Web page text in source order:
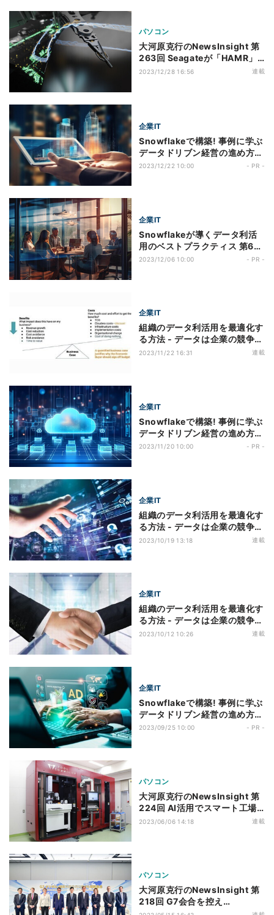
パソコン
大河原克行のNewsInsight 第
263回 Seagateが「HAMR」
で切り拓くHDD高密度化の新
2023/12/28 16:56 連載
企業IT
Snowflakeで構築! 事例に学ぶ
データドリブン経営の進め方
第12回 【竹中工務店事例】デ
2023/12/22 10:00 - PR -
企業IT
Snowflakeが導くデータ利活
用のベストプラクティス​ 第6回
パブリッシャーとマーケターが
2023/12/06 10:00 - PR -
企業IT
組織のデータ利活用を最適化す
る方法 - データは企業の競争力
の源泉 第6回 データソリューシ
2023/11/22 16:31 連載
企業IT
Snowflakeで構築! 事例に学ぶ
データドリブン経営の進め方
第11回 【日本製鉄事例】デー
2023/11/20 10:00 - PR -
企業IT
組織のデータ利活用を最適化す
る方法 - データは企業の競争力
の源泉 第4回 データチーム構築
2023/10/19 13:18 連載
企業IT
組織のデータ利活用を最適化す
る方法 - データは企業の競争力
の源泉 第3回 データのハイブリ
2023/10/12 10:26 連載
企業IT
Snowflakeで構築! 事例に学ぶ
データドリブン経営の進め方
第10回 【Supership事例】キ
の強化を実現
2023/09/25 10:00 - PR -
パソコン
大河原克行のNewsInsight 第
224回 AI活用でスマート工場
化と熟練工の減少課題に挑む、
2023/06/06 14:18 連載
パソコン
大河原克行のNewsInsight 第
218回 G7会合を控え
「Tech7」が集った官民対話、